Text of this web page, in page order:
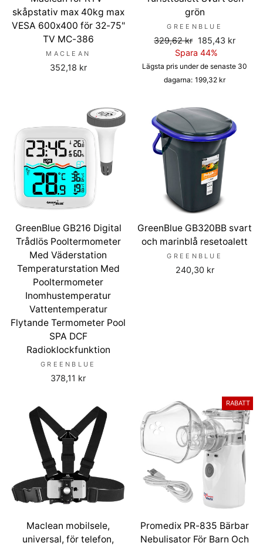
skåpstativ max 40kg max
VESA 600x400 för 32-75"
TV MC-386
MACLEAN
352,18 kr
grön
GREENBLUE
Ordinarie
329,62 kr Försäljningspris
185,43 kr
Spara 44%
Lägsta pris under de senaste 30
dagarna: 199,32 kr
GreenBlue GB216 Digital
Trådlös Pooltermometer
Med Väderstation
Temperaturstation Med
Pooltermometer
Inomhustemperatur
Vattentemperatur
Flytande Termometer Pool
SPA DCF
Radioklockfunktion
GREENBLUE
378,11 kr
GreenBlue GB320BB svart
och marinblå resetoalett
GREENBLUE
240,30 kr
Maclean mobilsele,
universal, för telefon,
RABATT
Promedix PR-835 Bärbar
Nebulisator För Barn Och